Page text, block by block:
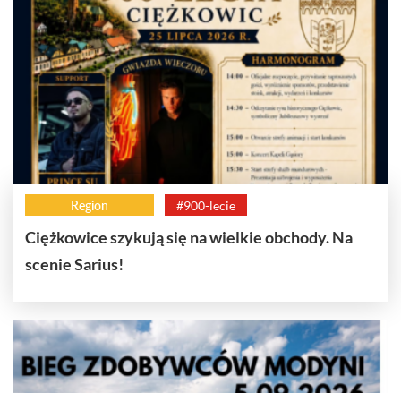
Region #900-lecie
Ciężkowice szykują się na wielkie obchody. Na
scenie Sarius!